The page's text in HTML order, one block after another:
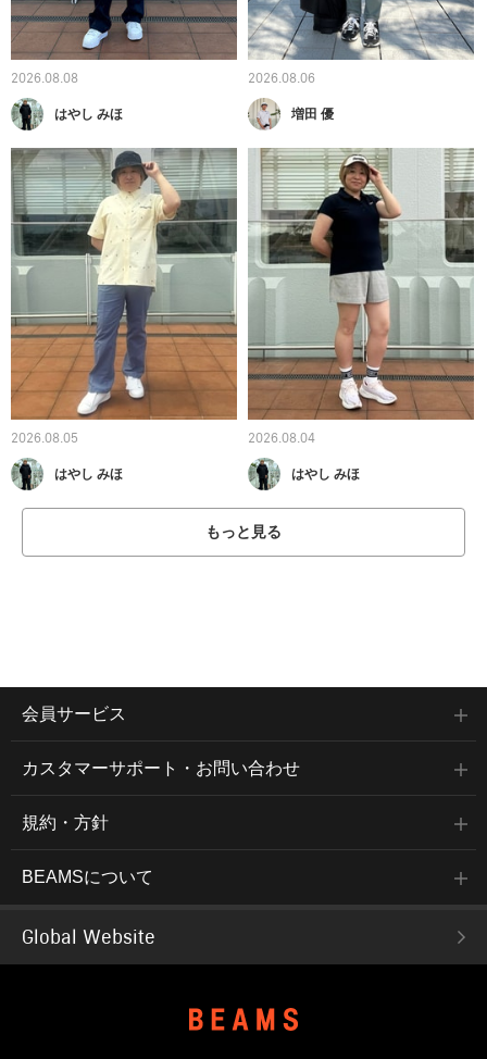
2026.08.08
はやし みほ
2026.08.06
増田 優
2026.08.05
はやし みほ
2026.08.04
はやし みほ
もっと見る
会員サービス
カスタマーサポート・お問い合わせ
規約・方針
BEAMSについて
Global Website